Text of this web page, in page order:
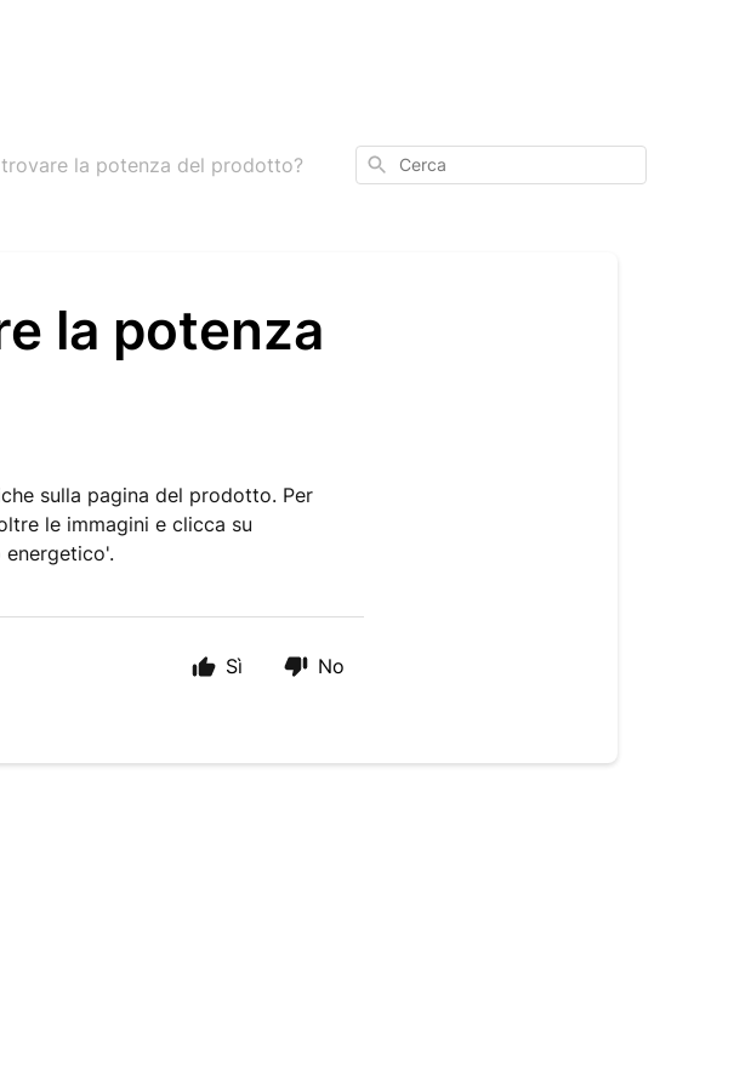
la potenza del prodotto? Cerca
la potenza
sulla pagina del prodotto. Per
le immagini e clicca su
Sì No